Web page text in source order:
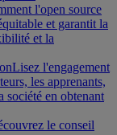
l'open source
et garantit la
et la
Lisez l'engagement
les apprenants,
société en obtenant
le conseil